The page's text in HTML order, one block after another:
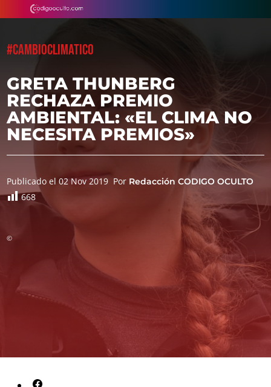
#CAMBIOCLIMATICO
GRETA THUNBERG
RECHAZA PREMIO
AMBIENTAL: «EL CLIMA NO
NECESITA PREMIOS»
Publicado el 02 Nov 2019 Por Redacción CODIGO OCULTO
668
©